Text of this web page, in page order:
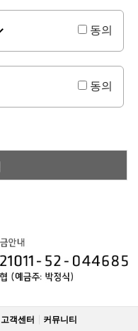
동의
동의
고객센터 커뮤니티